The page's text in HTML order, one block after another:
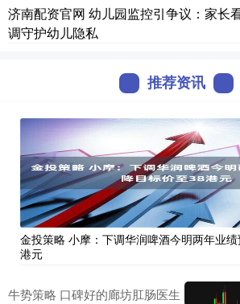
济南配资官网 幼儿园监控引争议：家长
调守护幼儿隐私
推荐资讯
金投策略 小摩：下调华润啤酒今明两年业
港元
牛势策略 口碑好的廊坊肛肠医生